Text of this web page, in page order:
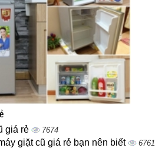
giá rẻ 7674
giặt cũ giá rẻ bạn nên biết 6761